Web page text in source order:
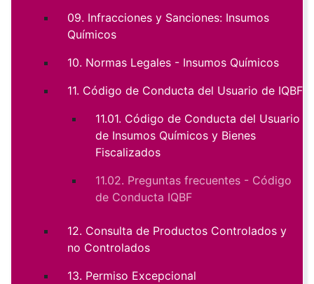
09. Infracciones y Sanciones: Insumos
Químicos
10. Normas Legales - Insumos Químicos
11. Código de Conducta del Usuario de IQBF
11.01. Código de Conducta del Usuario
de Insumos Químicos y Bienes
Fiscalizados
11.02. Preguntas frecuentes - Código
de Conducta IQBF
12. Consulta de Productos Controlados y
no Controlados
13. Permiso Excepcional